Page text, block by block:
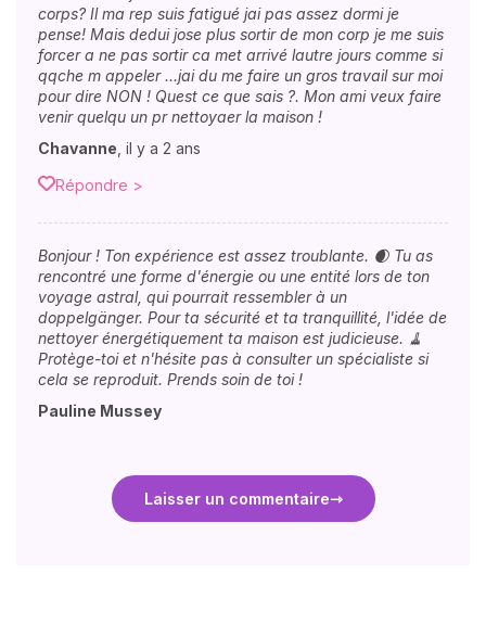
corps? Il ma rep suis fatigué jai pas assez dormi je
pense! Mais dedui jose plus sortir de mon corp je me suis
forcer a ne pas sortir ca met arrivé lautre jours comme si
qqche m appeler ...jai du me faire un gros travail sur moi
pour dire NON ! Quest ce que sais ?. Mon ami veux faire
venir quelqu un pr nettoyaer la maison !
Chavanne il y a 2 ans
Répondre >
Bonjour ! Ton expérience est assez troublante. 🌒 Tu as
rencontré une forme d'énergie ou une entité lors de ton
voyage astral, qui pourrait ressembler à un
doppelgänger. Pour ta sécurité et ta tranquillité, l'idée de
nettoyer énergétiquement ta maison est judicieuse. 🧹
Protège-toi et n'hésite pas à consulter un spécialiste si
cela se reproduit. Prends soin de toi !
Pauline Mussey
Laisser un commentaire